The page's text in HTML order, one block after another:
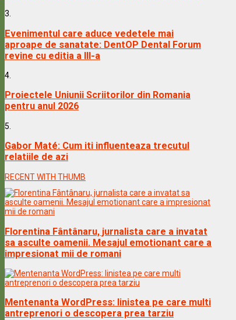
3.
Evenimentul care aduce vedetele mai
aproape de sanatate: DentOP Dental Forum
revine cu editia a III-a
4.
Proiectele Uniunii Scriitorilor din Romania
pentru anul 2026
5.
Gabor Maté: Cum iti influenteaza trecutul
relatiile de azi
RECENT WITH THUMB
Florentina Fântânaru, jurnalista care a invatat
sa asculte oamenii. Mesajul emotionant care a
impresionat mii de romani
Mentenanta WordPress: linistea pe care multi
antreprenori o descopera prea tarziu